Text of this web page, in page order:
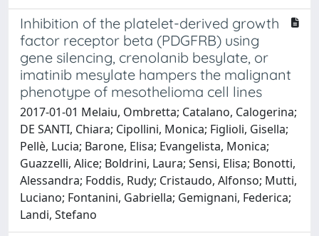
Inhibition of the platelet-derived growth
factor receptor beta (PDGFRB) using
gene silencing, crenolanib besylate, or
imatinib mesylate hampers the malignant
phenotype of mesothelioma cell lines
2017-01-01 Melaiu, Ombretta; Catalano, Calogerina;
DE SANTI, Chiara; Cipollini, Monica; Figlioli, Gisella;
Pellè, Lucia; Barone, Elisa; Evangelista, Monica;
Guazzelli, Alice; Boldrini, Laura; Sensi, Elisa; Bonotti,
Alessandra; Foddis, Rudy; Cristaudo, Alfonso; Mutti,
Luciano; Fontanini, Gabriella; Gemignani, Federica;
Landi, Stefano